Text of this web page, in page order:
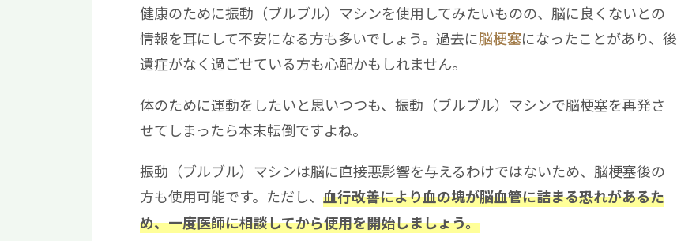
健康のために振動（ブルブル）マシンを使用してみたいものの、脳に良くないとの
情報を耳にして不安になる方も多いでしょう。過去に脳梗塞になったことがあり、後
遺症がなく過ごせている方も心配かもしれません。
体のために運動をしたいと思いつつも、振動（ブルブル）マシンで脳梗塞を再発さ
せてしまったら本末転倒ですよね。
振動（ブルブル）マシンは脳に直接悪影響を与えるわけではないため、脳梗塞後の
方も使用可能です。ただし、 血行改善により血の塊が脳血管に詰まる恐れがあるた
め、一度医師に相談してから使用を開始しましょう。